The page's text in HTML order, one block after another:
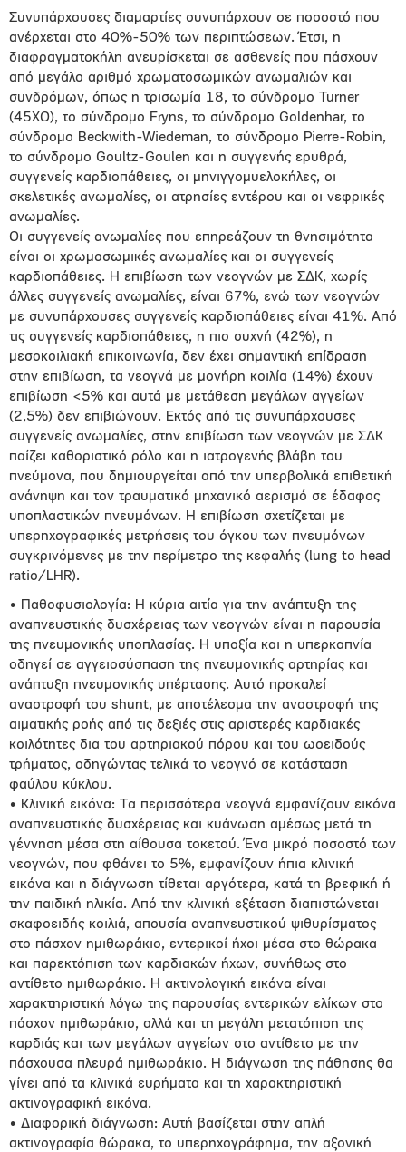
Συνυπάρχουσες διαμαρτίες συνυπάρχουν σε ποσοστό που
ανέρχεται στο 40%-50% των περιπτώσεων. Έτσι, η
διαφραγματοκήλη ανευρίσκεται σε ασθενείς που πάσχουν
από μεγάλο αριθμό χρωματοσωμικών ανωμαλιών και
συνδρόμων, όπως η τρισωμία 18, το σύνδρομο Turner
(45XO), το σύνδρομο Fryns, το σύνδρομο Goldenhar, το
σύνδρομο Beckwith-Wiedeman, το σύνδρομο Pierre-Robin,
το σύνδρομο Goultz-Goulen και η συγγενής ερυθρά,
συγγενείς καρδιοπάθειες, οι μηνιγγομυελοκήλες, οι
σκελετικές ανωμαλίες, οι ατρησίες εντέρου και οι νεφρικές
ανωμαλίες.
Οι συγγενείς ανωμαλίες που επηρεάζουν τη θνησιμότητα
είναι οι χρωμοσωμικές ανωμαλίες και οι συγγενείς
καρδιοπάθειες. Η επιβίωση των νεογνών με ΣΔΚ, χωρίς
άλλες συγγενείς ανωμαλίες, είναι 67%, ενώ των νεογνών
με συνυπάρχουσες συγγενείς καρδιοπάθειες είναι 41%. Από
τις συγγενείς καρδιοπάθειες, η πιο συχνή (42%), η
μεσοκοιλιακή επικοινωνία, δεν έχει σημαντική επίδραση
στην επιβίωση, τα νεογνά με μονήρη κοιλία (14%) έχουν
επιβίωση <5% και αυτά με μετάθεση μεγάλων αγγείων
(2,5%) δεν επιβιώνουν. Εκτός από τις συνυπάρχουσες
συγγενείς ανωμαλίες, στην επιβίωση των νεογνών με ΣΔΚ
παίζει καθοριστικό ρόλο και η ιατρογενής βλάβη του
πνεύμονα, που δημιουργείται από την υπερβολικά επιθετική
ανάνηψη και τον τραυματικό μηχανικό αερισμό σε έδαφος
υποπλαστικών πνευμόνων. Η επιβίωση σχετίζεται με
υπερηχογραφικές μετρήσεις του όγκου των πνευμόνων
συγκρινόμενες με την περίμετρο της κεφαλής (lung to head
ratio/LHR).
• Παθοφυσιολογία: Η κύρια αιτία για την ανάπτυξη της
αναπνευστικής δυσχέρειας των νεογνών είναι η παρουσία
της πνευμονικής υποπλασίας. Η υποξία και η υπερκαπνία
οδηγεί σε αγγειοσύσπαση της πνευμονικής αρτηρίας και
ανάπτυξη πνευμονικής υπέρτασης. Αυτό προκαλεί
αναστροφή του shunt, με αποτέλεσμα την αναστροφή της
αιματικής ροής από τις δεξιές στις αριστερές καρδιακές
κοιλότητες δια του αρτηριακού πόρου και του ωοειδούς
τρήματος, οδηγώντας τελικά το νεογνό σε κατάσταση
φαύλου κύκλου.
• Κλινική εικόνα: Τα περισσότερα νεογνά εμφανίζουν εικόνα
αναπνευστικής δυσχέρειας και κυάνωση αμέσως μετά τη
γέννηση μέσα στη αίθουσα τοκετού. Ένα μικρό ποσοστό των
νεογνών, που φθάνει το 5%, εμφανίζουν ήπια κλινική
εικόνα και η διάγνωση τίθεται αργότερα, κατά τη βρεφική ή
την παιδική ηλικία. Από την κλινική εξέταση διαπιστώνεται
σκαφοειδής κοιλιά, απουσία αναπνευστικού ψιθυρίσματος
στο πάσχον ημιθωράκιο, εντερικοί ήχοι μέσα στο θώρακα
και παρεκτόπιση των καρδιακών ήχων, συνήθως στο
αντίθετο ημιθωράκιο. Η ακτινολογική εικόνα είναι
χαρακτηριστική λόγω της παρουσίας εντερικών ελίκων στο
πάσχον ημιθωράκιο, αλλά και τη μεγάλη μετατόπιση της
καρδιάς και των μεγάλων αγγείων στο αντίθετο με την
πάσχουσα πλευρά ημιθωράκιο. Η διάγνωση της πάθησης θα
γίνει από τα κλινικά ευρήματα και τη χαρακτηριστική
ακτινογραφική εικόνα.
• Διαφορική διάγνωση: Αυτή βασίζεται στην απλή
ακτινογραφία θώρακα, το υπερηχογράφημα, την αξονική